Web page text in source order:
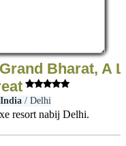
Bharat, A
/ Delhi
resort nabij Delhi.